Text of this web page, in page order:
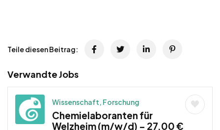
Teile diesen Beitrag:
Verwandte Jobs
Wissenschaft, Forschung
Chemielaboranten für
Welzheim (m/w/d) – 27,00 €